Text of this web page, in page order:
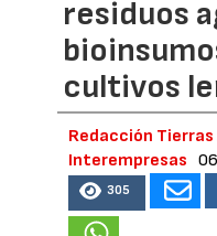
residuos
cultivos
Redacción
Interempresas
305